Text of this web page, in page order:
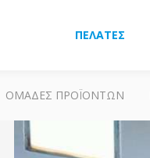
ΠΕΛΆΤΕΣ
ΟΜΆΔΕΣ ΠΡΟΪΌΝΤΩΝ